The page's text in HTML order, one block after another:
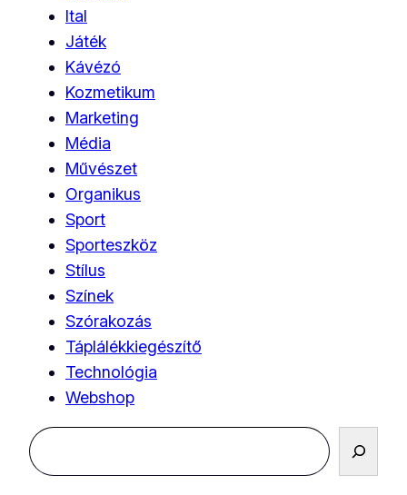
Ital
Játék
Kávézó
Kozmetikum
Marketing
Média
Művészet
Organikus
Sport
Sporteszköz
Stílus
Színek
Szórakozás
Táplálékkiegészítő
Technológia
Webshop
Keresés